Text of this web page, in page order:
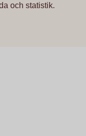
och statistik.